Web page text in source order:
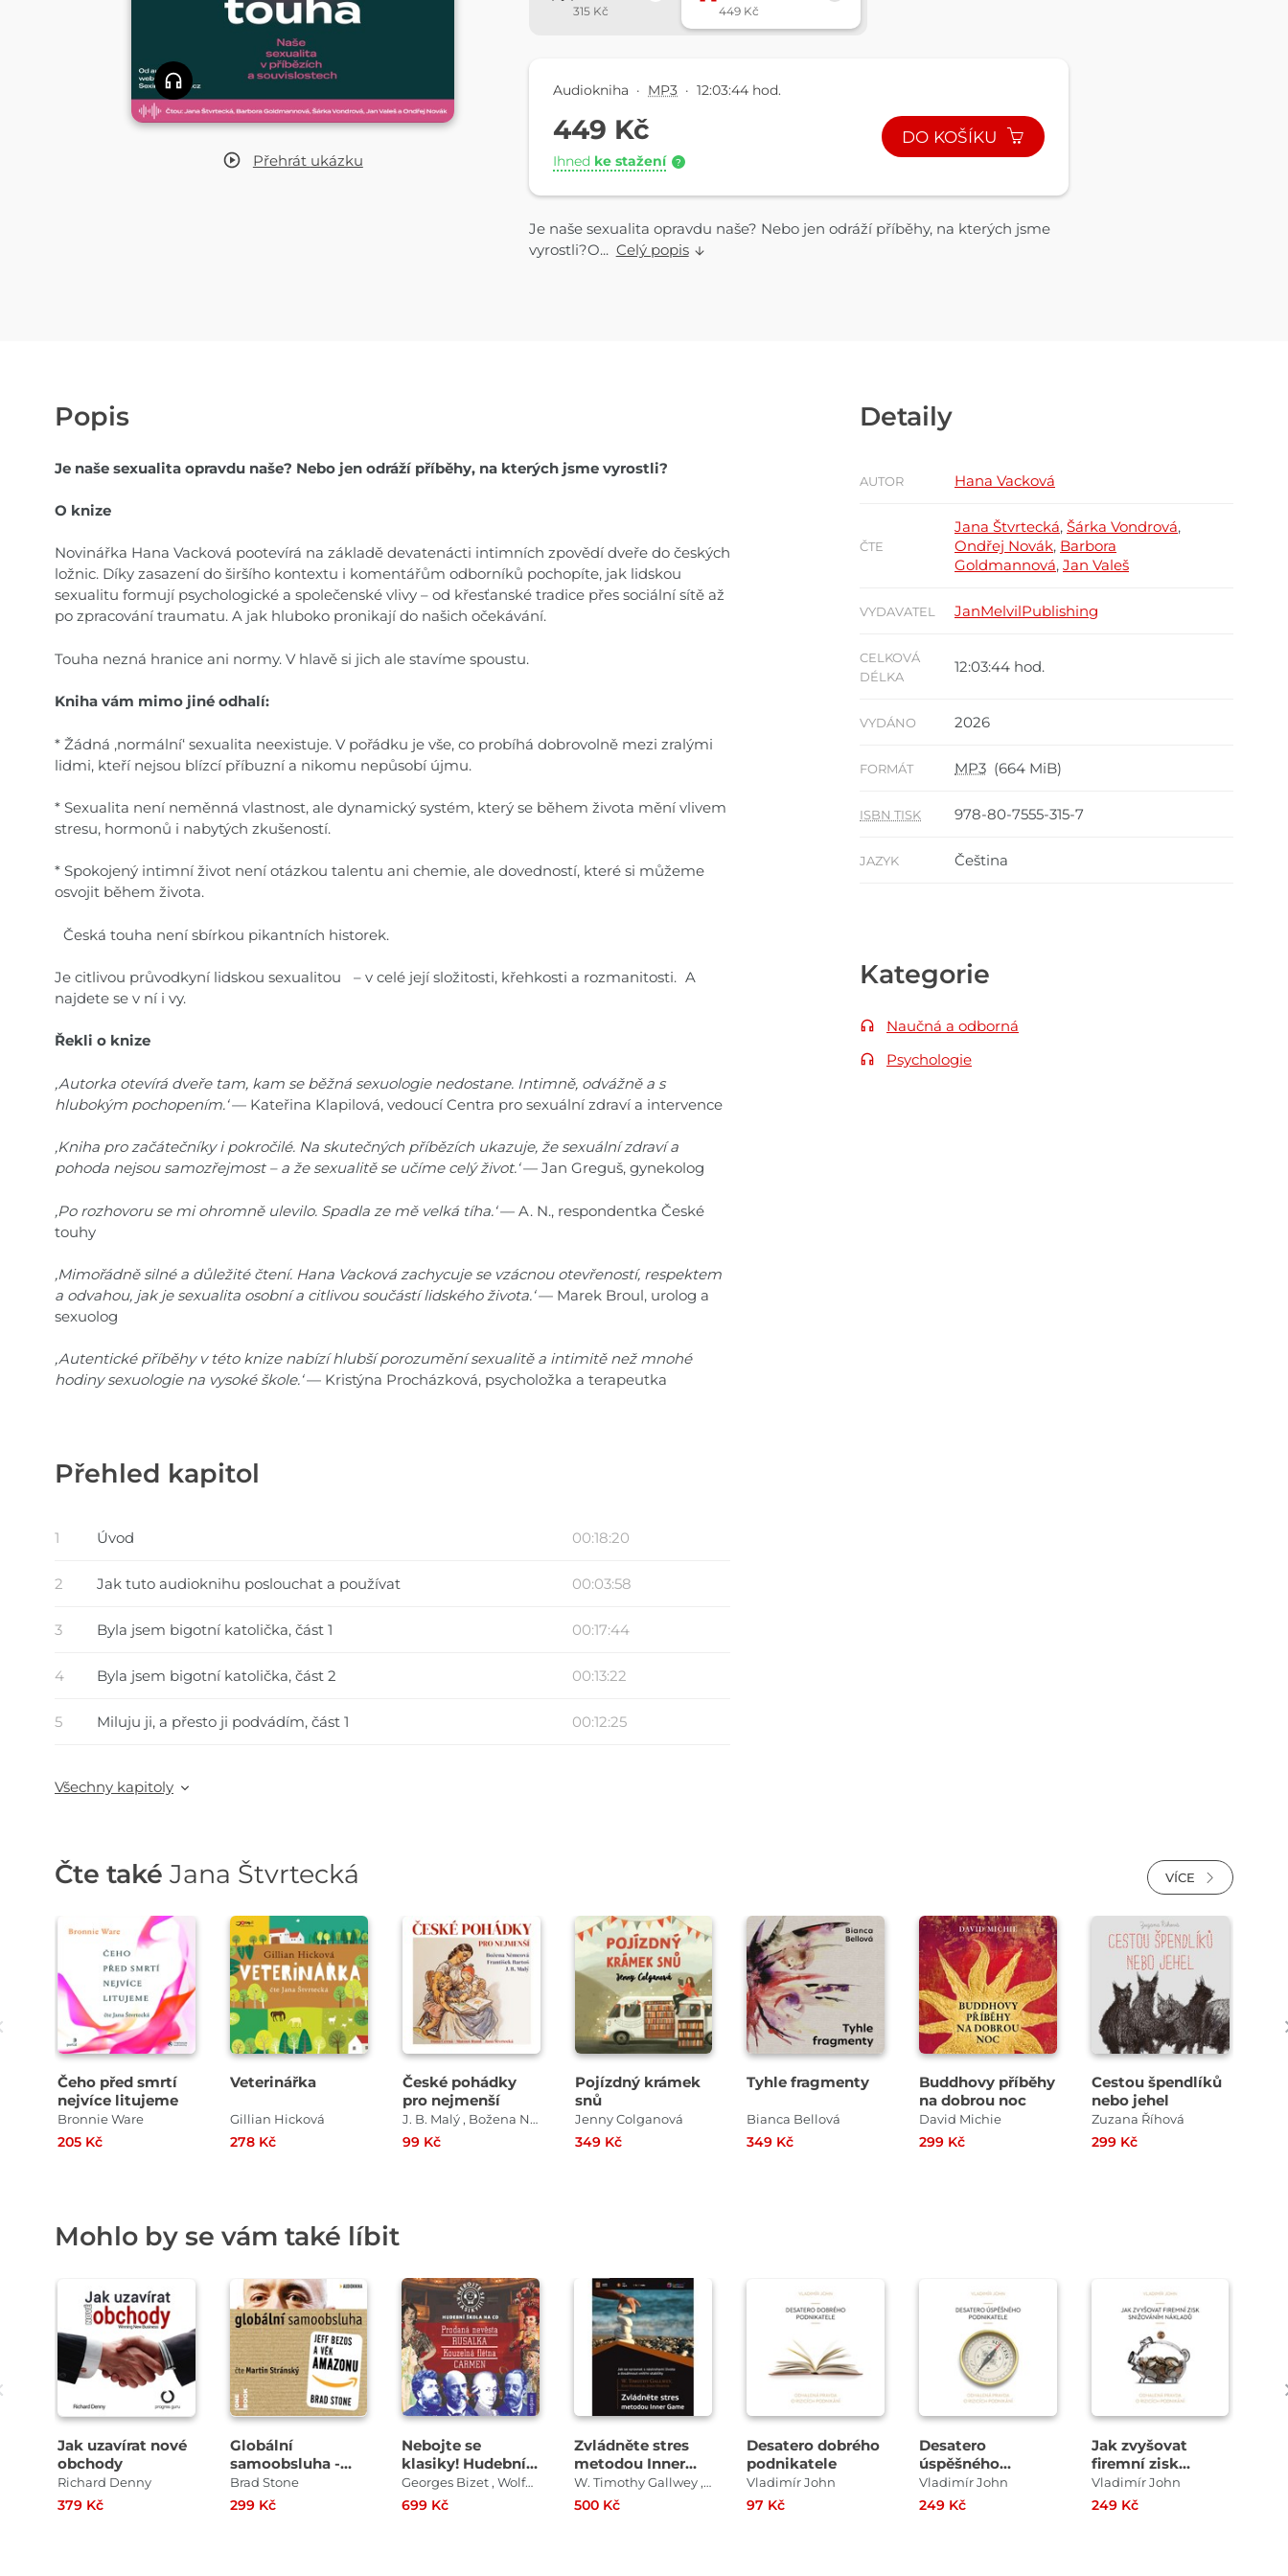
Přehrát ukázku
315 Kč 449 Kč
Audiokniha · MP3 · 12:03:44 hod.
449 Kč
Ihned ke stažení ?
DO KOŠÍKU
Je naše sexualita opravdu naše? Nebo jen odráží příběhy, na kterých jsme
vyrostli?O... Celý popis
Popis
Je naše sexualita opravdu naše? Nebo jen odráží příběhy, na kterých jsme vyrostli?
O knize
Novinářka Hana Vacková pootevírá na základě devatenácti intimních zpovědí dveře do českých
ložnic. Díky zasazení do širšího kontextu i komentářům odborníků pochopíte, jak lidskou
sexualitu formují psychologické a společenské vlivy – od křesťanské tradice přes sociální sítě až
po zpracování traumatu. A jak hluboko pronikají do našich očekávání.
Touha nezná hranice ani normy. V hlavě si jich ale stavíme spoustu.
Kniha vám mimo jiné odhalí:
* Žádná ,normální‘ sexualita neexistuje. V pořádku je vše, co probíhá dobrovolně mezi zralými
lidmi, kteří nejsou blízcí příbuzní a nikomu nepůsobí újmu.
* Sexualita není neměnná vlastnost, ale dynamický systém, který se během života mění vlivem
stresu, hormonů i nabytých zkušeností.
* Spokojený intimní život není otázkou talentu ani chemie, ale dovedností, které si můžeme
osvojit během života.
Česká touha není sbírkou pikantních historek.
Je citlivou průvodkyní lidskou sexualitou – v celé její složitosti, křehkosti a rozmanitosti. A
najdete se v ní i vy.
Řekli o knize
,Autorka otevírá dveře tam, kam se běžná sexuologie nedostane. Intimně, odvážně a s
hlubokým pochopením.‘— Kateřina Klapilová, vedoucí Centra pro sexuální zdraví a intervence
,Kniha pro začátečníky i pokročilé. Na skutečných příbězích ukazuje, že sexuální zdraví a
pohoda nejsou samozřejmost – a že sexualitě se učíme celý život.‘— Jan Greguš, gynekolog
,Po rozhovoru se mi ohromně ulevilo. Spadla ze mě velká tíha.‘— A. N., respondentka České
touhy
,Mimořádně silné a důležité čtení. Hana Vacková zachycuje se vzácnou otevřeností, respektem
a odvahou, jak je sexualita osobní a citlivou součástí lidského života.‘— Marek Broul, urolog a
sexuolog
,Autentické příběhy v této knize nabízí hlubší porozumění sexualitě a intimitě než mnohé
hodiny sexuologie na vysoké škole.‘— Kristýna Procházková, psycholožka a terapeutka
Přehled kapitol
1 Úvod 00:18:20
2 Jak tuto audioknihu poslouchat a používat 00:03:58
3 Byla jsem bigotní katolička, část 1 00:17:44
4 Byla jsem bigotní katolička, část 2 00:13:22
5 Miluju ji, a přesto ji podvádím, část 1 00:12:25
Všechny kapitoly
Detaily
AUTOR Hana Vacková
ČTE
Jana Štvrtecká, Šárka Vondrová,
Ondřej Novák, Barbora
Goldmannová, Jan Valeš
VYDAVATEL JanMelvilPublishing
CELKOVÁ
DÉLKA
12:03:44 hod.
VYDÁNO 2026
FORMÁT MP3 (664 MiB)
ISBN TISK 978-80-7555-315-7
JAZYK Čeština
Kategorie
Naučná a odborná
Psychologie
Čte také Jana Štvrtecká VÍCE
Čeho před smrtí
nejvíce litujeme
Bronnie Ware
205 Kč
Přehrát
ukázku
Veterinářka
Gillian Hicková
278 Kč
Přehrát
ukázku
České pohádky
pro nejmenší
J. B. Malý , Božena Němcová , František Bartoš
99 Kč
Přehrát
ukázku
Pojízdný krámek
snů
Jenny Colganová
349 Kč
Přehrát
ukázku
Tyhle fragmenty
Bianca Bellová
349 Kč
Přehrát
ukázku
Buddhovy příběhy
na dobrou noc
David Michie
299 Kč
Přehrát
ukázku
Cestou špendlíků
nebo jehel
Zuzana Říhová
299 Kč
Přehrát
ukázku
Mohlo by se vám také líbit
Jak uzavírat nové
obchody
Richard Denny
379 Kč
Přehrát
ukázku
Globální
samoobsluha -
Jeff Bezos a věk
Amazonu
Brad Stone
299 Kč
Přehrát
ukázku
Nebojte se
klasiky! Hudební
škola - Slavné
opery
Georges Bizet , Wolfgang Amadeus Mozart , Bedřich Smetana , Antonín Dvořák
699 Kč
Přehrát
ukázku
Zvládněte stres
metodou Inner
game
W. Timothy Gallwey , Edd Hanzelik , John Horton
500 Kč
Přehrát
ukázku
Desatero dobrého
podnikatele
Vladimír John
97 Kč
Přehrát
Desatero
úspěšného
podnikatele
Vladimír John
249 Kč
Přehrát
Jak zvyšovat
firemní zisk
snižováním
nákladů
Vladimír John
249 Kč
Přehrát